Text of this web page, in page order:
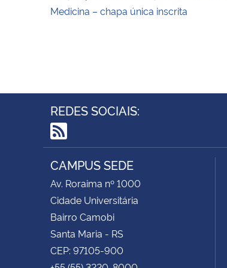
Medicina – chapa única inscrita
REDES SOCIAIS:
RSS
CAMPUS SEDE
Av. Roraima nº 1000
Cidade Universitária
Bairro Camobi
Santa Maria - RS
CEP: 97105-900